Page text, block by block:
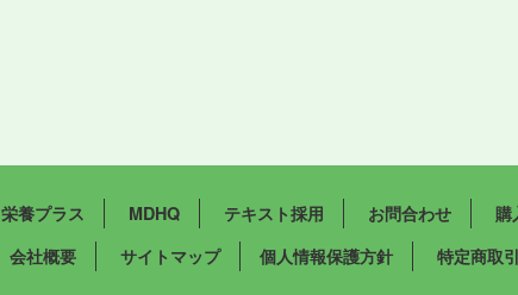
栄養プラス MDHQ テキスト採用 お問合わせ 購
会社概要 サイトマップ 個人情報保護方針 特定商取